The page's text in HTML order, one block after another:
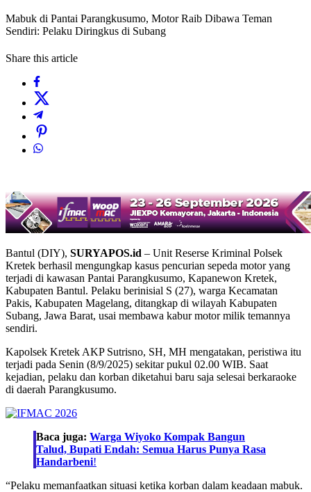
Mabuk di Pantai Parangkusumo, Motor Raib Dibawa Teman
Sendiri: Pelaku Diringkus di Subang
Share this article
Bantul (DIY), SURYAPOS.id – Unit Reserse Kriminal Polsek
Kretek berhasil mengungkap kasus pencurian sepeda motor yang
terjadi di kawasan Pantai Parangkusumo, Kapanewon Kretek,
Kabupaten Bantul. Pelaku berinisial S (27), warga Kecamatan
Pakis, Kabupaten Magelang, ditangkap di wilayah Kabupaten
Subang, Jawa Barat, usai membawa kabur motor milik temannya
sendiri.
Kapolsek Kretek AKP Sutrisno, SH, MH mengatakan, peristiwa itu
terjadi pada Senin (8/9/2025) sekitar pukul 02.00 WIB. Saat
kejadian, pelaku dan korban diketahui baru saja selesai berkaraoke
di daerah Parangkusumo.
Baca juga: Warga Wiyoko Kompak Bangun
Talud, Bupati Endah: Semua Harus Punya Rasa
Handarbeni!
“Pelaku memanfaatkan situasi ketika korban dalam keadaan mabuk.